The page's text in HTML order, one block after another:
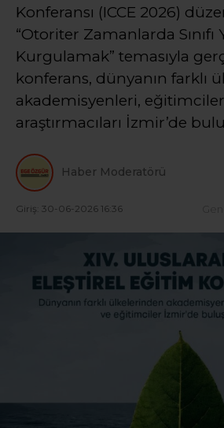
Konferansı (ICCE 2026)
“Otoriter Zamanlarda Sınıfı
Kurgulamak” temasıyla
konferans, dünyanın farklı
akademisyenleri,
araştırmacıları İzmir’de
Haber Moderatörü
Giriş: 30-06-2026 16:36